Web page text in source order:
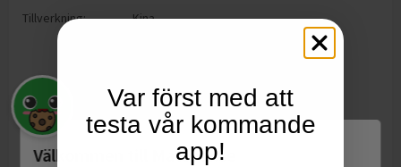
Tillverkning:
Kina
Välkommen till Matspar.se
Var först med att
testa vår kommande
app!